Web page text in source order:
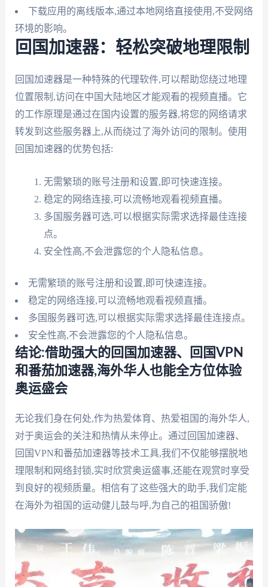
下载应用的离线版本,通过本地网络直接使用,不受网络
环境的影响。
回国加速器：轻松突破地理限制
回国加速器是一种特殊的代理软件,可以帮助您绕过地理
位置限制,访问在中国大陆地区才能观看的视频直播。它
的工作原理是通过在国内设置的服务器,将您的网络请求
转发到这些服务器上,从而绕过了海外访问的限制。使用
回国加速器的优势包括:
无需繁琐的账号注册和设置,即可快速连接。
稳定的网络连接,可以流畅地观看视频直播。
多国服务器可选,可以根据实际需求选择最佳连接
点。
安全性高,不会泄露您的个人隐私信息。
无需繁琐的账号注册和设置,即可快速连接。
稳定的网络连接,可以流畅地观看视频直播。
多国服务器可选,可以根据实际需求选择最佳连接点。
安全性高,不会泄露您的个人隐私信息。
结论:借助强大的回国加速器、回国VPN
和番茄加速器,海外华人也能全方位体验
奥运盛会
无论我们身在何处,作为热爱体育、热爱祖国的海外华人,
对于奥运会的关注和热情从未停止。通过回国加速器、
回国VPN和番茄加速器等技术工具,我们不仅能够摆脱地
理限制和网络封锁,实时欣赏奥运盛事,还能在观赏时享受
到良好的视频质量。相信有了这些强大的助手,我们定能
在海外为祖国的运动健儿鼓与呼,为自己的祖国骄傲!